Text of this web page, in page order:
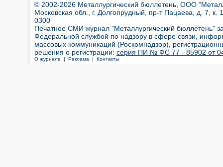
© 2002-2026 Металлургический бюллетень, ООО
Московская обл., г. Долгопрудный, пр-т Пацаева, д. 7,
0300
Печатное СМИ журнал "Металлургический бюллетень"
Федеральной службой по надзору в сфере связи,
массовых коммуникаций (Роскомнадзор),
решения о регистрации: серия ПИ № ФС 77 - 85902 от 04
О журнале | Реклама | Контакты